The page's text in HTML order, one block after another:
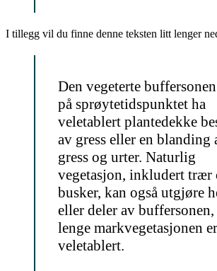
I tillegg vil du finne denne teksten litt lenger
Den vegeterte
på sprøytetidspunktet ha
veletablert plantedekke
av gress eller en blanding
gress og urter. Naturlig
vegetasjon, inkludert trær
busker, kan også utgjøre
eller deler av buffersonen,
lenge markvegetasjonen
veletablert.